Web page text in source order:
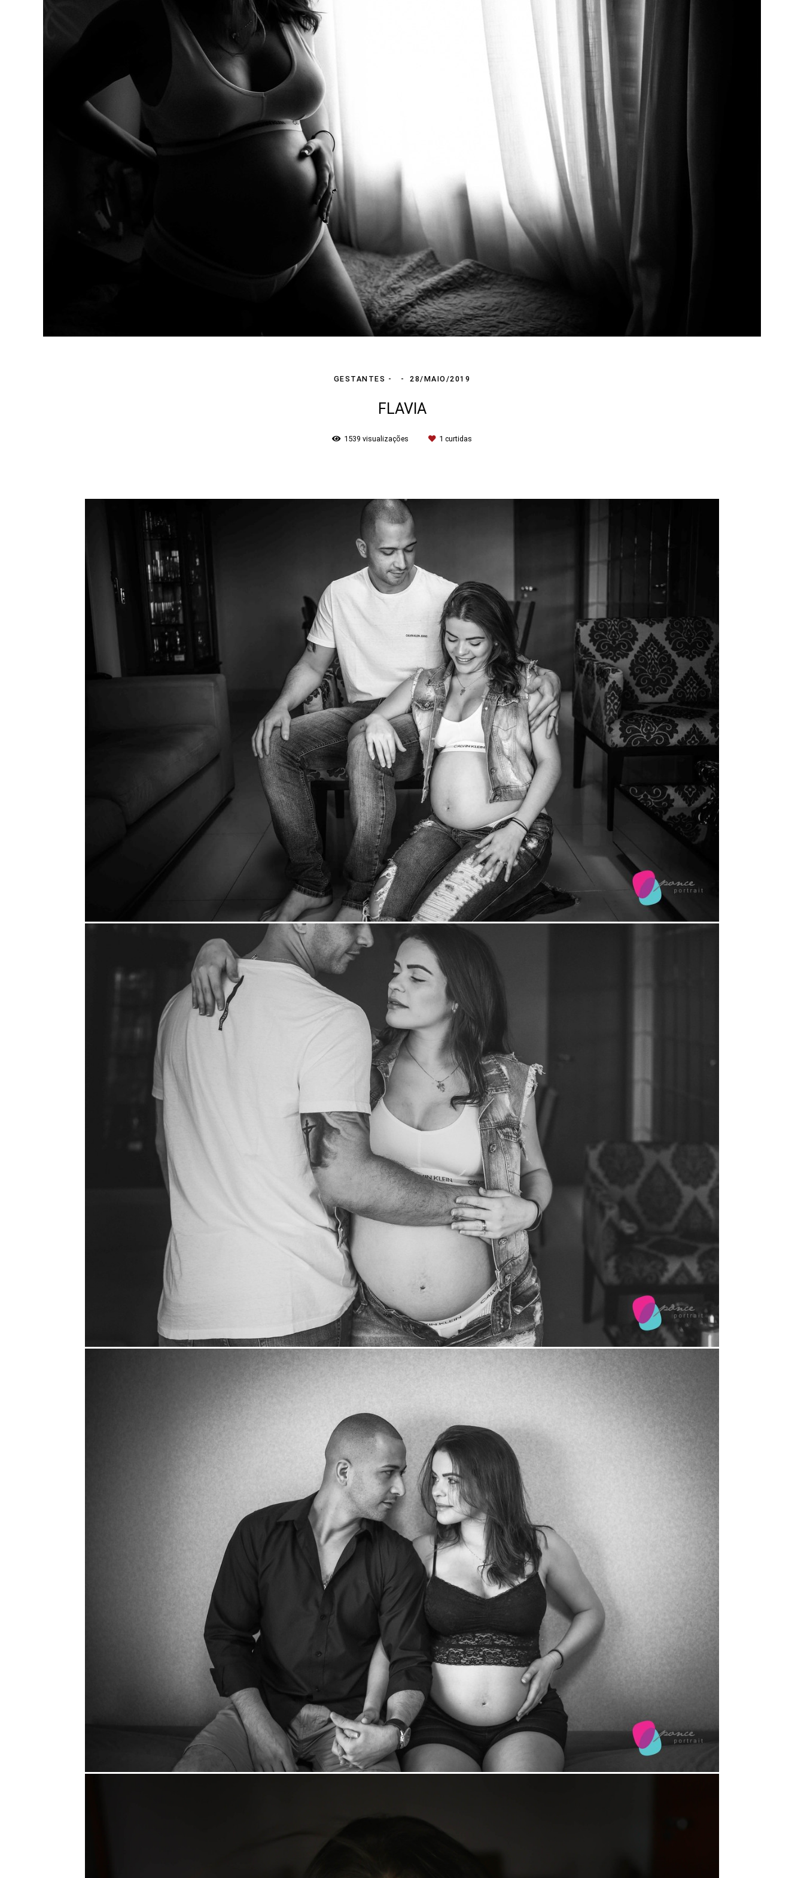
GESTANTES 28/MAIO/2019
FLAVIA
1539 visualizações 1 curtidas